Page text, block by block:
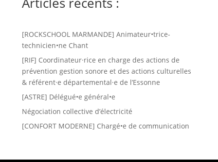
[ROCKSCHOOL MARMANDE] Animateur•trice-
technicien•ne Chant
[RIF] Coordinateur·rice en charge des actions de
prévention gestion sonore et des actions culturelles
& référent·e départemental·e de l’Essonne
[ASTRE] Délégué•e général•e
Négociation collective d’électricité
[CONFORT MODERNE] Chargé•e de communication